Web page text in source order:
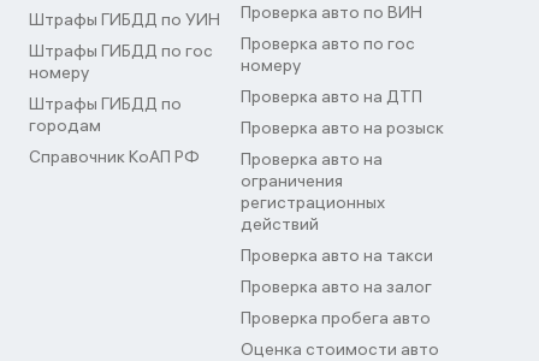
Штрафы ГИБДД по УИН
Штрафы ГИБДД по гос
номеру
Штрафы ГИБДД по
городам
Справочник КоАП РФ
Проверка авто по ВИН
Проверка авто по гос
номеру
Проверка авто на ДТП
Проверка авто на розыск
Проверка авто на
ограничения
регистрационных
действий
Проверка авто на такси
Проверка авто на залог
Проверка пробега авто
Оценка стоимости авто